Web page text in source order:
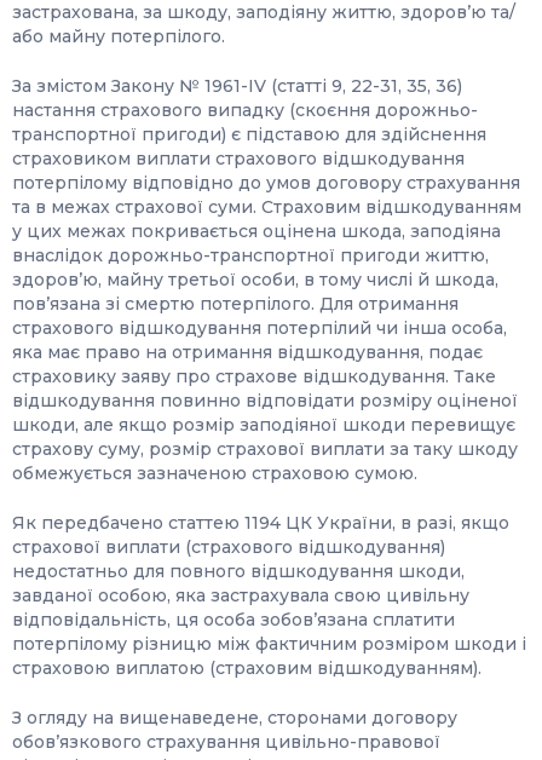
застрахована, за шкоду, заподіяну життю, здоров’ю та/
або майну потерпілого.
За змістом Закону № 1961-IV (статті 9, 22-31, 35, 36)
настання страхового випадку (скоєння дорожньо-
транспортної пригоди) є підставою для здійснення
страховиком виплати страхового відшкодування
потерпілому відповідно до умов договору страхування
та в межах страхової суми. Страховим відшкодуванням
у цих межах покривається оцінена шкода, заподіяна
внаслідок дорожньо-транспортної пригоди життю,
здоров’ю, майну третьої особи, в тому числі й шкода,
пов’язана зі смертю потерпілого. Для отримання
страхового відшкодування потерпілий чи інша особа,
яка має право на отримання відшкодування, подає
страховику заяву про страхове відшкодування. Таке
відшкодування повинно відповідати розміру оціненої
шкоди, але якщо розмір заподіяної шкоди перевищує
страхову суму, розмір страхової виплати за таку шкоду
обмежується зазначеною страховою сумою.
Як передбачено статтею 1194 ЦК України, в разі, якщо
страхової виплати (страхового відшкодування)
недостатньо для повного відшкодування шкоди,
завданої особою, яка застрахувала свою цивільну
відповідальність, ця особа зобов’язана сплатити
потерпілому різницю між фактичним розміром шкоди і
страховою виплатою (страховим відшкодуванням).
З огляду на вищенаведене, сторонами договору
обов’язкового страхування цивільно-правової